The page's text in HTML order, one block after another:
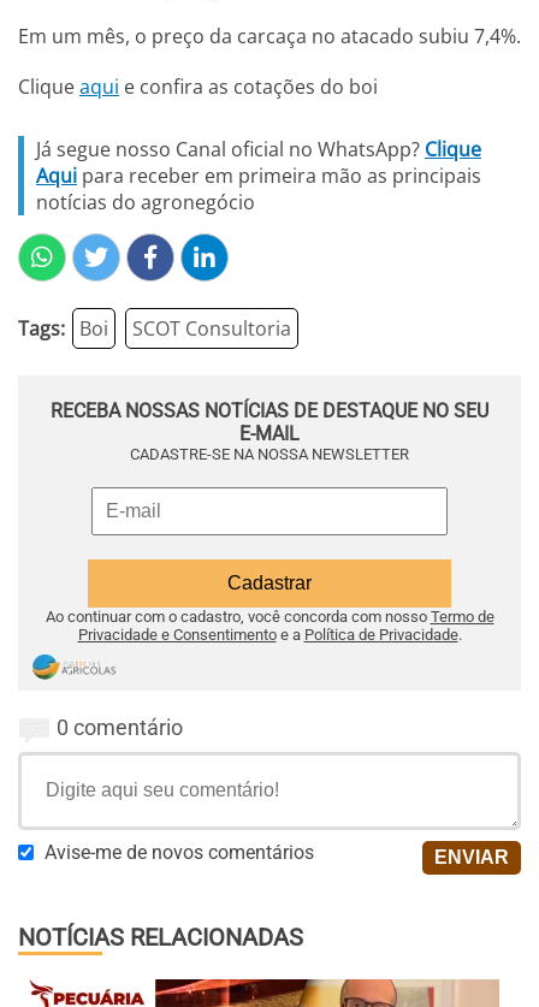
Em um mês, o preço da carcaça no atacado subiu 7,4%.
Cliqueaqui e confira as cotações do boi
Já segue nosso Canal oficial no WhatsApp? Clique
Aqui para receber em primeira mão as principais
notícias do agronegócio
Tags: Boi SCOT Consultoria
RECEBA NOSSAS NOTÍCIAS DE DESTAQUE NO SEU
E-MAIL
CADASTRE-SE NA NOSSA NEWSLETTER
Ao continuar com o cadastro, você concorda com nosso Termo de
Privacidade e Consentimentoe a Política de Privacidade.
0 comentário
Avise-me de novos comentários
NOTÍCIAS RELACIONADAS